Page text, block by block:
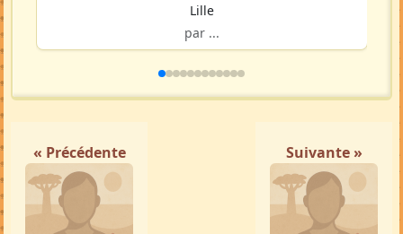
Lille
par ...
« Précédente Suivante »